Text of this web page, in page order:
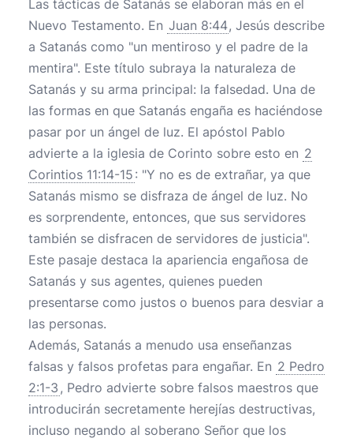
Las tácticas de Satanás se elaboran más en el
Nuevo Testamento. En Juan 8:44, Jesús describe
a Satanás como "un mentiroso y el padre de la
mentira". Este título subraya la naturaleza de
Satanás y su arma principal: la falsedad. Una de
las formas en que Satanás engaña es haciéndose
pasar por un ángel de luz. El apóstol Pablo
advierte a la iglesia de Corinto sobre esto en 2
Corintios 11:14-15 : "Y no es de extrañar, ya que
Satanás mismo se disfraza de ángel de luz. No
es sorprendente, entonces, que sus servidores
también se disfracen de servidores de justicia".
Este pasaje destaca la apariencia engañosa de
Satanás y sus agentes, quienes pueden
presentarse como justos o buenos para desviar a
las personas.
Además, Satanás a menudo usa enseñanzas
falsas y falsos profetas para engañar. En 2 Pedro
2:1-3 , Pedro advierte sobre falsos maestros que
introducirán secretamente herejías destructivas,
incluso negando al soberano Señor que los